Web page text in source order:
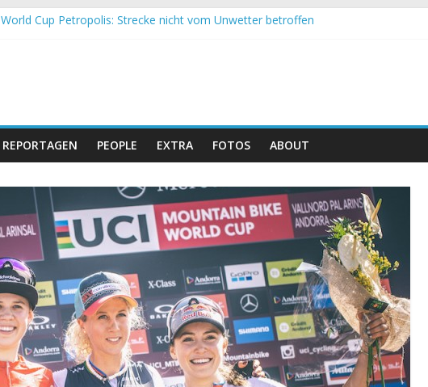
World Cup Petropolis: Strecke nicht vom Unwetter betroffen
REPORTAGEN PEOPLE EXTRA FOTOS ABOUT